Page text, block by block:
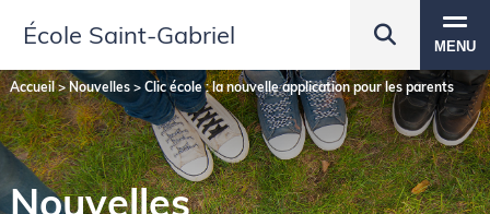
École Saint‑Gabriel MENU
Accueil>Nouvelles> Clic école : la nouvelle application pour les parents
Nouvelles